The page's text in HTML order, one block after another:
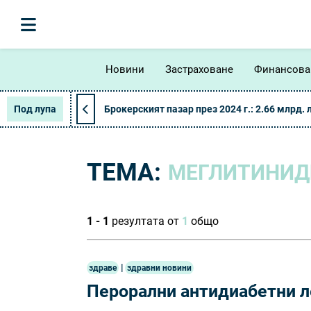
Новини Застраховане
Под лупа Брокерският пазар през 2024 г.: 2.66
ТЕМА:
1 - 1 резултата от 1 общо
здраве | здравни новини
Перорални антидиабетни